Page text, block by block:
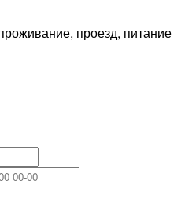
проезд, питание